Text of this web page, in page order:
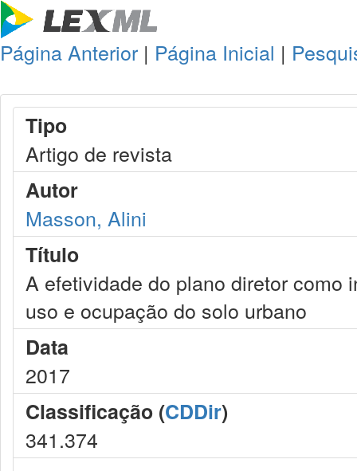
Página Anterior | Página Inicial |
Tipo
Artigo de revista
Autor
Masson, Alini
Título
A efetividade do plano diretor como
uso e ocupação do solo urbano
Data
2017
Classificação (CDDir)
341.374